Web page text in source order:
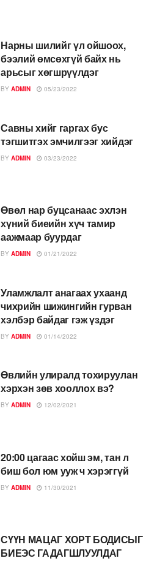
Нарны шилийг үл ойшоох,
бээлий өмсөхгүй байх нь
арьсыг хөгшрүүлдэг
BY ADMIN 05/23/2022
Савны хийг гаргах бус
тэгшитгэх эмчилгээг хийдэг
BY ADMIN 03/23/2022
Өвөл нар буцсанаас эхлэн
хүний биеийн хүч тамир
аажмаар буурдаг
BY ADMIN 01/21/2022
Уламжлалт анагаах ухаанд
чихрийн шижингийн гурван
хэлбэр байдаг гэж үздэг
BY ADMIN 01/14/2022
Өвлийн улиралд тохируулан
хэрхэн зөв хооллох вэ?
BY ADMIN 12/02/2021
20:00 цагаас хойш эм, тан л
биш бол юм ууж ч хэрэггүй
BY ADMIN 11/30/2021
СҮҮН МАЦАГ ХОРТ БОДИСЫГ
БИЕЭС ГАДАГШЛУУЛДАГ